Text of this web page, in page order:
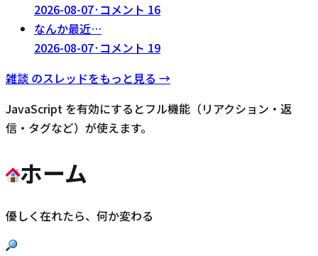
2026-08-07· コメント 16
なんか最近…
2026-08-07· コメント 19
雑談 のスレッドをもっと見る →
JavaScript を有効にするとフル機能（リアクション・返
信・タグなど）が使えます。
ホーム
優しく在れたら、何か変わる